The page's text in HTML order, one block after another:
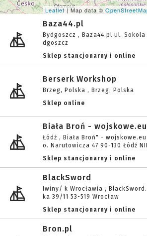
Baza44.pl
Bydgoszcz , Baza44.pl ul. Sokola 3/18 85-172 By
dgoszcz
Sklep stancjonarny i online
Berserk Workshop
Brzeg, Polska , Brzeg, Polska
Sklep online
Biała Broń - wojskowe.eu
Łódź , Biała Broń" - wojskowe.eu WWW Sp. z o.
o. Narutowicza 47 90-130 Łódź
Sklep stancjonarny i online
BlackSword
Iwiny/ k Wrocławia , BlackSword.pl ul. Zaporos
ka 39/11 53-519 Wrocław
Sklep stancjonarny i online
Bron.pl
Leaflet| Map data ©